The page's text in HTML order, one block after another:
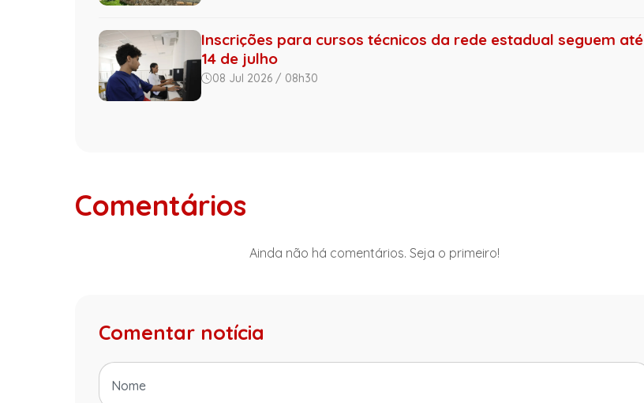
Inscrições para cursos técnicos da rede estadual seguem até
14 de julho
08 Jul 2026 / 08h30
Comentários
Ainda não há comentários. Seja o primeiro!
Comentar notícia